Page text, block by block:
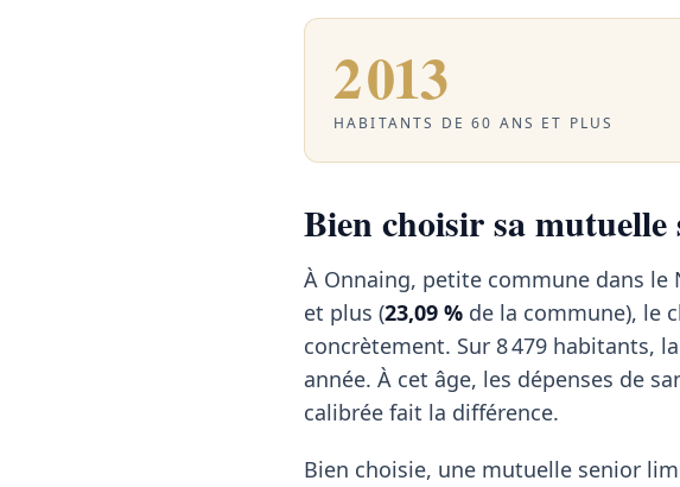
2 013
HABITANTS DE 60 ANS ET PLUS
Bien choisir sa
À Onnaing, petite commune dans le
et plus (23,09 % de la commune), le
concrètement. Sur 8 479 habitants,
année. À cet âge, les dépenses de
calibrée fait la différence.
Bien choisie, une mutuelle senior